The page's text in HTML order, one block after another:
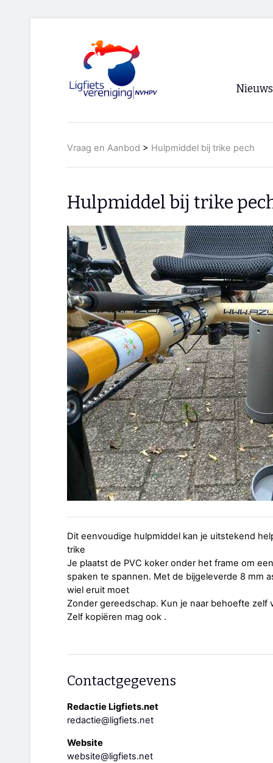
Nieuws
Vraag en Aanbod > Hulpmiddel bij trike pech
Hulpmiddel bij trike
Dit eenvoudige hulpmiddel kan je uitstekend
trike
Je plaatst de PVC koker onder het frame om
spaken te spannen. Met de bijgeleverde 8 mm
wiel eruit moet
Zonder gereedschap. Kun je naar behoefte zelf
Zelf kopiëren mag ook .
Contactgegevens
Redactie Ligfiets.net
redactie@ligfiets.net
Website
website@ligfiets.net